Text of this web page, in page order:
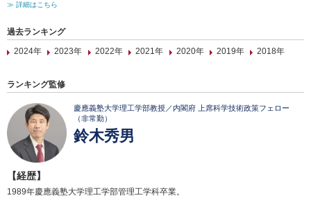
≫ 詳細はこちら
過去ランキング
2024年
2023年 2022年 2021年 2020年 2019年 2018年
ランキング監修
慶應義塾大学理工学部教授／内閣府 上席科学技術政策フェロー
（非常勤）
鈴木秀男
【経歴】
1989年慶應義塾大学理工学部管理工学科卒業。